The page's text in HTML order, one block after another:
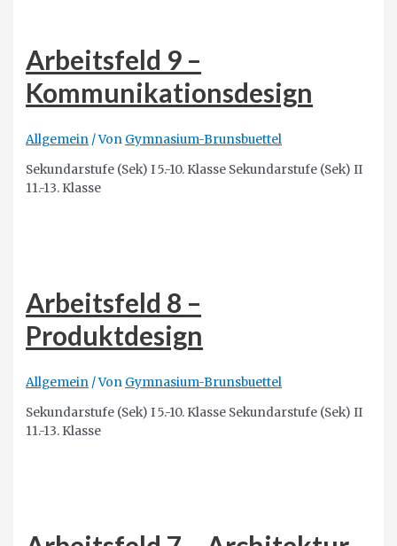
Arbeitsfeld 9 –
Kommunikationsdesign
Allgemein / Von Gymnasium-Brunsbuettel
Sekundarstufe (Sek) I 5.-10. Klasse Sekundarstufe (Sek) II
11.-13. Klasse
Arbeitsfeld 8 –
Produktdesign
Allgemein / Von Gymnasium-Brunsbuettel
Sekundarstufe (Sek) I 5.-10. Klasse Sekundarstufe (Sek) II
11.-13. Klasse